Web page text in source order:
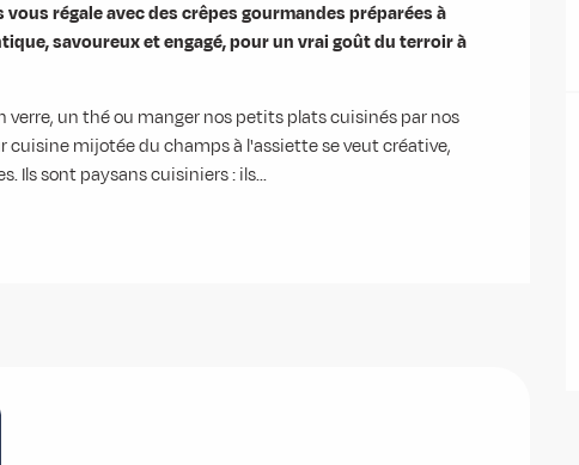
régale avec des crêpes gourmandes préparées à
savoureux et engagé, pour un vrai goût du terroir à
un thé ou manger nos petits plats cuisinés par nos
cuisine mijotée du champs à l'assiette se veut créative,
Ils sont paysans cuisiniers : ils...